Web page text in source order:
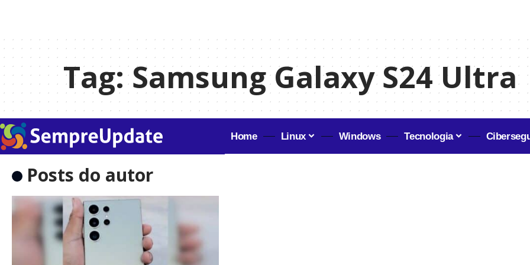
Tag:Samsung Galaxy S24 Ultra
Home Linux Windows Tecnologia
Posts do autor